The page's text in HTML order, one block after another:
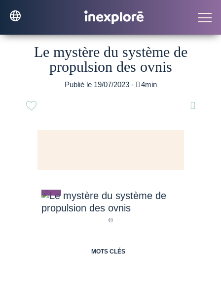
Le mystère du système de
propulsion des ovnis
Publié le 19/07/2023 - 4min

MOTS CLÉS